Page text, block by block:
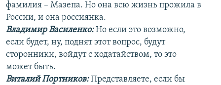
фамилия – Мазепа. Но она всю жизнь прожила в
России, и она россиянка.
Владимир Василенко:Но если это возможно,
если будет, ну, поднят этот вопрос, будут
сторонники, войдут с ходатайством, то это
может быть.
Виталий Портников:Представляете, если бы